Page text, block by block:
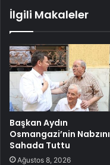
İlgili Makaleler
Başkan Aydın
Osmangazi’nin Nabzını
Sahada Tuttu
Ağustos 8, 2026